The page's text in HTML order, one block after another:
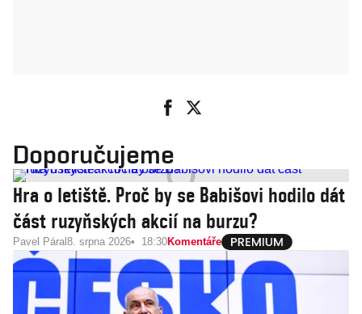
Doporučujeme
Hra o letiště. Proč by se Babišovi hodilo dát
část ruzyňských akcií na burzu?
Pavel Páral 8. srpna 2026 18:30Komentáře